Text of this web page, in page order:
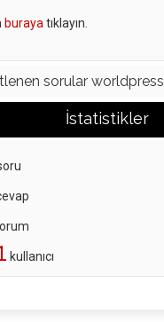
buraya tıklayın.
sorular worldpress
İstatistikler
kullanıcı